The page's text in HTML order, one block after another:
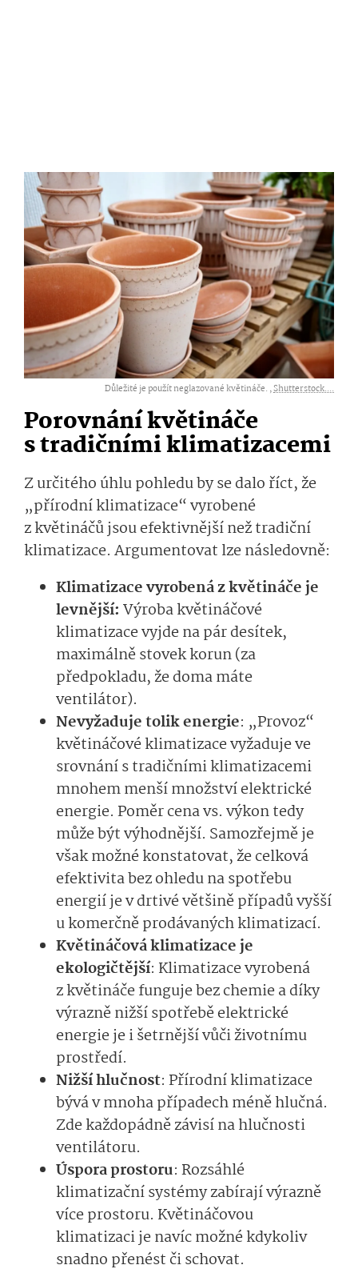
Důležité je použít neglazované květináče. ,Shutterstock....
Porovnání květináče
s tradičními klimatizacemi
Z určitého úhlu pohledu by se dalo říct, že
„přírodní klimatizace“ vyrobené
z květináčů jsou efektivnější než tradiční
klimatizace. Argumentovat lze následovně:
Klimatizace vyrobená z květináče je
levnější: Výroba květináčové
klimatizace vyjde na pár desítek,
maximálně stovek korun (za
předpokladu, že doma máte
ventilátor).
Nevyžaduje tolik energie: „Provoz“
květináčové klimatizace vyžaduje ve
srovnání s tradičními klimatizacemi
mnohem menší množství elektrické
energie. Poměr cena vs. výkon tedy
může být výhodnější. Samozřejmě je
však možné konstatovat, že celková
efektivita bez ohledu na spotřebu
energií je v drtivé většině případů vyšší
u komerčně prodávaných klimatizací.
Květináčová klimatizace je
ekologičtější: Klimatizace vyrobená
z květináče funguje bez chemie a díky
výrazně nižší spotřebě elektrické
energie je i šetrnější vůči životnímu
prostředí.
Nižší hlučnost: Přírodní klimatizace
bývá v mnoha případech méně hlučná.
Zde každopádně závisí na hlučnosti
ventilátoru.
Úspora prostoru: Rozsáhlé
klimatizační systémy zabírají výrazně
více prostoru. Květináčovou
klimatizaci je navíc možné kdykoliv
snadno přenést či schovat.